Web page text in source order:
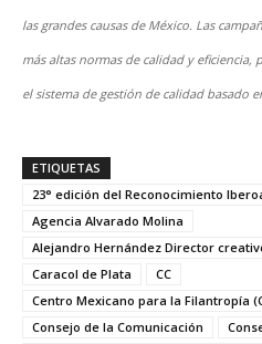
las grandes causas de México. Las
más altas normas de calidad y
el sistema de gestión de calidad basado
ETIQUETAS
23° edición del Reconocimiento
Agencia Alvarado Molina
Alejandro Hernández Director
Caracol de Plata
CC
Centro Mexicano para la Filantropía
Consejo de la Comunicación